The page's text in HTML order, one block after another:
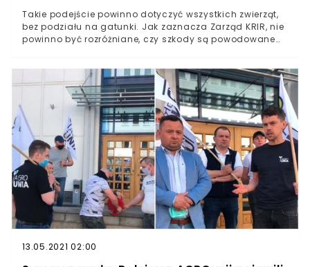
Takie podejście powinno dotyczyć wszystkich zwierząt,
bez podziału na gatunki. Jak zaznacza Zarząd KRIR, nie
powinno być rozróżniane, czy szkody są powodowane
liczebności zwierzyny łownej, która wychodzi na pola,
powodując straty w uprawach i płodach rolnych.
Ponadto, coraz większy problem stanowi również dzikie
ptactwo - pokreśla KRIR, informując, że problem ten jest
szczególnie dotkliwy na wiosnę. Zapraszamy do
obejrzenia naszego materiału wideo:
13.05.2021 02:00